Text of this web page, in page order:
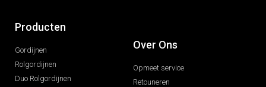
Producten
Gordijnen
Rolgordijnen
Duo Rolgordijnen
Over Ons
Opmeet service
Retouneren